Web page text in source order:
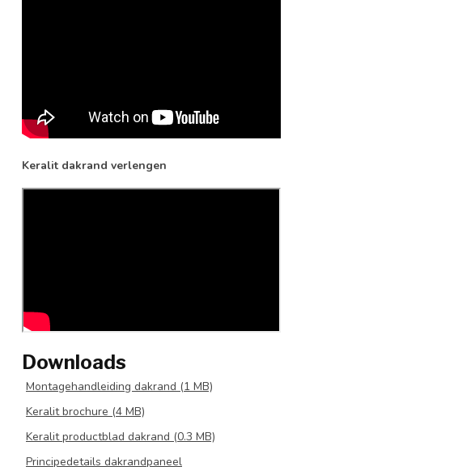
Keralit dakrand verlengen
Downloads
Montagehandleiding dakrand (1 MB)
Keralit brochure (4 MB)
Keralit productblad dakrand (0.3 MB)
Principedetails dakrandpaneel